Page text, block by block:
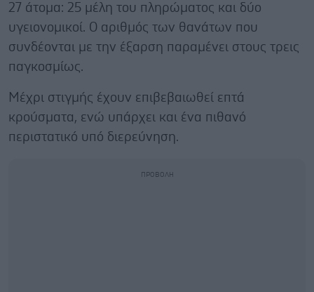
27 άτομα: 25 μέλη του πληρώματος και δύο
υγειονομικοί. Ο αριθμός των θανάτων που
συνδέονται με την έξαρση παραμένει στους τρεις
παγκοσμίως.
Μέχρι στιγμής έχουν επιβεβαιωθεί επτά
κρούσματα, ενώ υπάρχει και ένα πιθανό
περιστατικό υπό διερεύνηση.